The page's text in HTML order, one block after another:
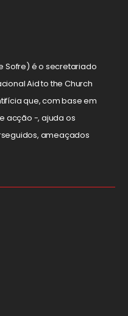
Sofre) é o secretariado
Aid to the Church
que, com base em
acção -, ajuda os
ameaçados